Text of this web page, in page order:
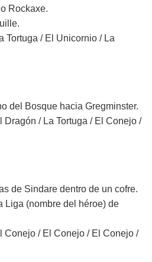
Rockaxe.
Tortuga / El Unicornio / La
del Bosque hacia Gregminster.
Dragón / La Tortuga / El Conejo /
de Sindare dentro de un cofre.
Liga (nombre del héroe) de
Conejo / El Conejo / El Conejo /